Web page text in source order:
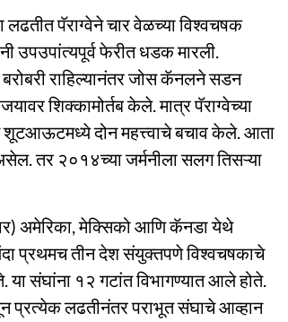
पॅराग्वेने चार वेळच्या विश्वचषक
उपउपांत्यपूर्व फेरीत धडक मारली.
राहिल्यानंतर जोस कॅनलने सडन
शिक्कामोर्तब केले. मात्र पॅराग्वेच्या
शूटआऊटमध्ये दोन महत्त्वाचे बचाव केले. आता
तर २०१४च्या जर्मनीला सलग तिसऱ्या
अमेरिका, मेक्सिको आणि कॅनडा येथे
प्रथमच तीन देश संयुक्तपणे विश्वचषकाचे
संघांना १२ गटांत विभागण्यात आले होते.
प्रत्येक लढतीनंतर पराभूत संघाचे आव्हान